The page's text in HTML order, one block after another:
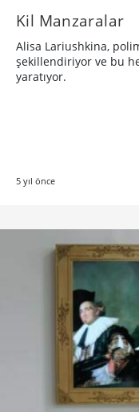
Kil Manzaralar
Alisa Lariushkina,
şekillendiriyor ve bu
yaratıyor.
5 yıl önce